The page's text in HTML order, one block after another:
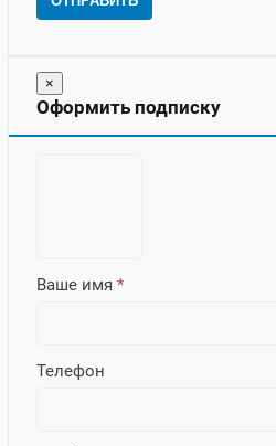
×
Оформить подписку
Ваше имя *
Телефон